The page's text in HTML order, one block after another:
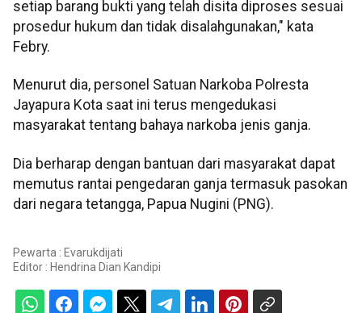
setiap barang bukti yang telah disita diproses sesuai
prosedur hukum dan tidak disalahgunakan," kata
Febry.
Menurut dia, personel Satuan Narkoba Polresta
Jayapura Kota saat ini terus mengedukasi
masyarakat tentang bahaya narkoba jenis ganja.
Dia berharap dengan bantuan dari masyarakat dapat
memutus rantai pengedaran ganja termasuk pasokan
dari negara tetangga, Papua Nugini (PNG).
Pewarta : Evarukdijati
Editor : Hendrina Dian Kandipi